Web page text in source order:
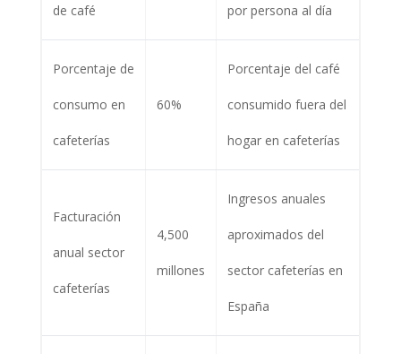
de café por persona al día
Porcentaje de
consumo en
cafeterías
60%
Porcentaje del café
consumido fuera del
hogar en cafeterías
Facturación
anual sector
cafeterías
4,500
millones
Ingresos anuales
aproximados del
sector cafeterías en
España